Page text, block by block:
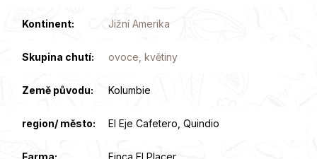
Kontinent: Jižní Amerika
Skupina chutí: ovoce, květiny
Země původu: Kolumbie
region/ město: El Eje Cafetero, Quindio
Farma: Finca El Placer